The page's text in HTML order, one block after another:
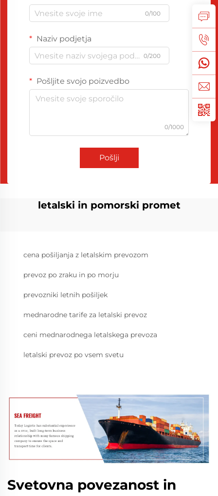
0/100
Naziv podjetja
0/200
Pošljite svojo poizvedbo
0/1000
Pošlji
letalski in pomorski promet
cena pošiljanja z letalskim prevozom
prevoz po zraku in po morju
prevozniki letnih pošiljek
mednarodne tarife za letalski prevoz
ceni mednarodnega letalskega prevoza
letalski prevoz po vsem svetu
Svetovna povezanost in